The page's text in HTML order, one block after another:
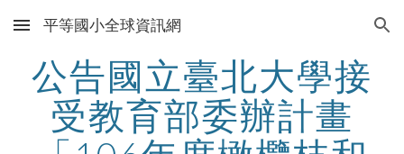
Skip to main content Skip to navigation
平等國小全球資訊網
公告國立臺北大學接
受教育部委辦計畫